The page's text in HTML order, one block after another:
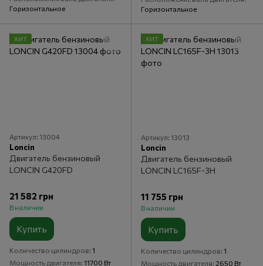
Горизонтальное
Горизонтальное
ХИТ
Артикул: 13004
Loncin
Двигатель бензиновый
LONCIN G420FD
21 582 грн
В наличии
Купить
Количество цилиндров 1
Мощность двигателя 11700 Вт
ХИТ
Артикул: 13013
Loncin
Двигатель бензиновый
LONCIN LC165F-3Н
11 755 грн
В наличии
Купить
Количество цилиндров 1
Мощность двигателя 2650 Вт